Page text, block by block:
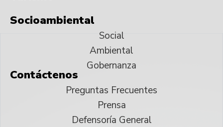
Socioambiental
Social
Ambiental
Gobernanza
Contáctenos
Preguntas Frecuentes
Prensa
Defensoría General